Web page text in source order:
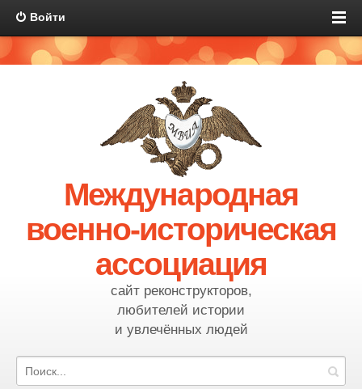
Войти
Международная
военно-историческая
ассоциация
сайт реконструкторов,
любителей истории
и увлечённых людей